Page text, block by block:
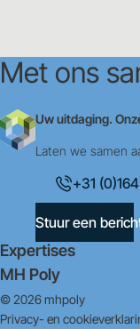
Met ons
Uw uitdaging.
Laten we samen
+31
Stuur een
Expertises
MH Poly
© 2026 mhpoly
Privacy- en